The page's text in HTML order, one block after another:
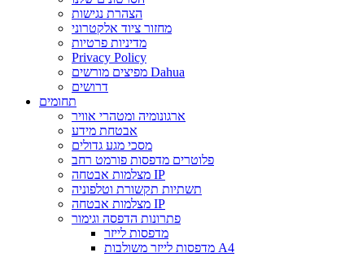
הצהרת נגישות
מחזור ציוד אלקטרוני
מדיניות פרטיות
Privacy Policy
מפיצים מורשים Dahua
דרושים
תחומים
ארגונומיה ומטהרי אוויר
אבטחת מידע
מסכי מגע גדולים
פלוטרים מדפסות פורמט רחב
מצלמות אבטחה IP
תשתיות תקשורת וטלפוניה
מצלמות אבטחה IP
פתרונות הדפסה וגימור
מדפסות לייזר
מדפסות לייזר משולבות A4